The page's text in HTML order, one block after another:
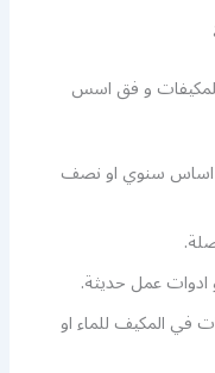
و فق اسس
اساس سنوي او نصف
في المكيف للماء او